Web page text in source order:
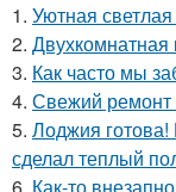
1. Уютная
2.
3. Как часто мы
4. Свежий ремонт
5. Лоджия готова!
сделал теплый